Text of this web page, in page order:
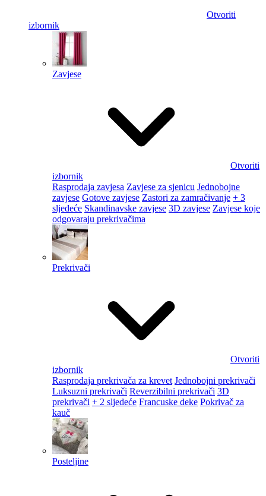
Otvoriti
izbornik
Zavjese
Otvoriti
izbornik
Rasprodaja zavjesa Zavjese za sjenicu Jednobojne
zavjese Gotove zavjese Zastori za zamračivanje + 3
sljedeće Skandinavske zavjese 3D zavjese Zavjese koje
odgovaraju prekrivačima
Prekrivači
Otvoriti
izbornik
Rasprodaja prekrivača za krevet Jednobojni prekrivači
Luksuzni prekrivači Reverzibilni prekrivači 3D
prekrivači + 2 sljedeće Francuske deke Pokrivač za
kauč
Posteljine